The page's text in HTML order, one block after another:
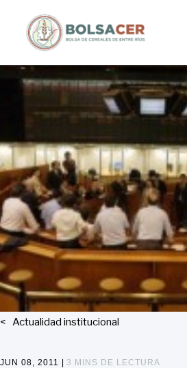
Actualidad institucional
JUN 08, 2011 | 3 MINS DE LECTURA